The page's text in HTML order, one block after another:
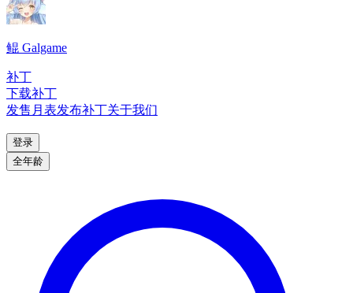
鲲 Galgame
补丁
下载补丁
发售月表发布补丁关于我们
登录
全年龄